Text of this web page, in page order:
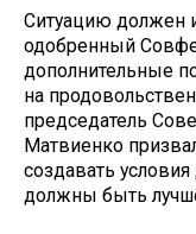
Ситуацию должен
одобренный
дополнительные
на
председатель
Матвиенко
создавать
должны быть